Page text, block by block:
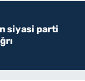
siyasi parti